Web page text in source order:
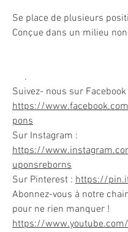
Se place de plusieurs
Conçue dans un milieu
.
Suivez- nous sur Facebook
https://
pons
Sur Instagram :
https://
uponsreborns
Sur Pinterest : https://
Abonnez-vous à notre
pour ne rien manquer !
https://